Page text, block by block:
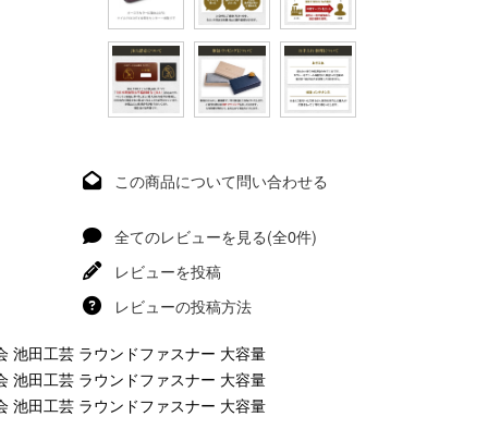
この商品について問い合わせる
全てのレビューを見る(全0件)
レビューを投稿
レビューの投稿方法